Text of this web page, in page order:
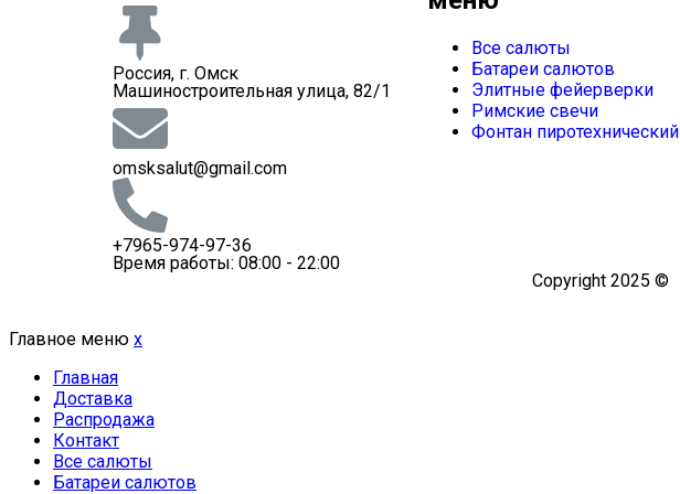
Россия, г. Омск
Машиностроительная улица, 82/1
omsksalut@gmail.com
+7965-974-97-36
Время работы: 08:00 - 22:00
Все салюты
Батареи салютов
Элитные фейерверки
Римские свечи
Фонтан пиротехнический
Copyright 2025 ©
Главное меню x
Главная
Доставка
Распродажа
Контакт
Все салюты
Батареи салютов